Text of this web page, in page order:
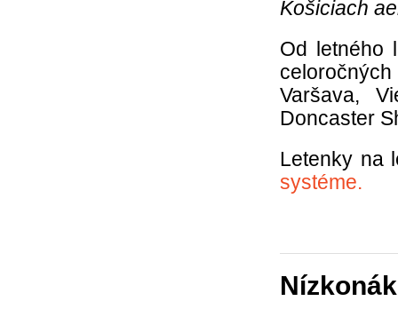
Košiciach
Od letného
Varšava,
Doncaster
Letenky na
systéme.